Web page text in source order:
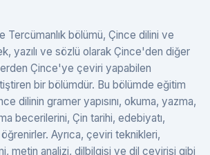
Tercümanlık bölümü, Çince dilini ve
yazılı ve sözlü olarak Çince'den diğer
Çince'ye çeviri yapabilen
bir bölümdür. Bu bölümde eğitim
dilinin gramer yapısını, okuma, yazma,
becerilerini, Çin tarihi, edebiyatı,
öğrenirler. Ayrıca, çeviri teknikleri,
metin analizi, dilbilgisi ve dil çevirisi gibi